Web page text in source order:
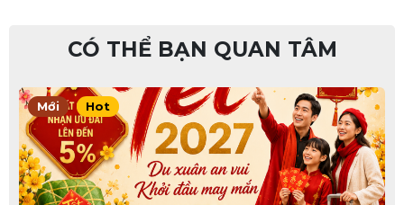
CÓ THỂ BẠN QUAN TÂM
Mới Hot